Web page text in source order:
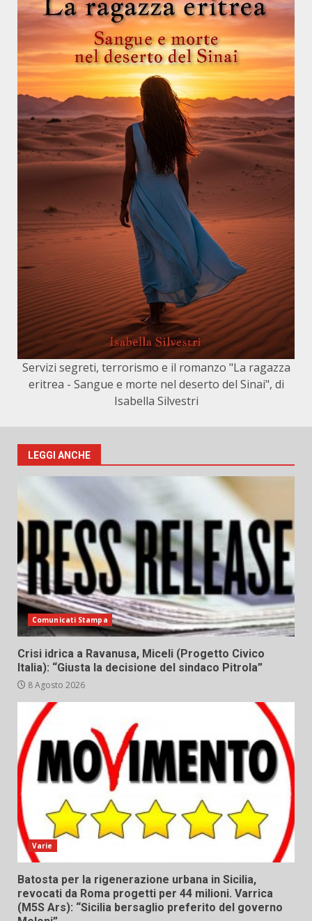
Servizi segreti, terrorismo e il romanzo "La ragazza
eritrea - Sangue e morte nel deserto del Sinai", di
Isabella Silvestri
LEGGI ANCHE
Comunicati Stampa
Crisi idrica a Ravanusa, Miceli (Progetto Civico
Italia): “Giusta la decisione del sindaco Pitrola”
8 Agosto 2026
Varie
Batosta per la rigenerazione urbana in Sicilia,
revocati da Roma progetti per 44 milioni. Varrica
(M5S Ars): “Sicilia bersaglio preferito del governo